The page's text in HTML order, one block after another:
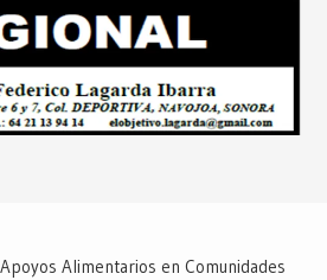
Alimentarios en Comunidades